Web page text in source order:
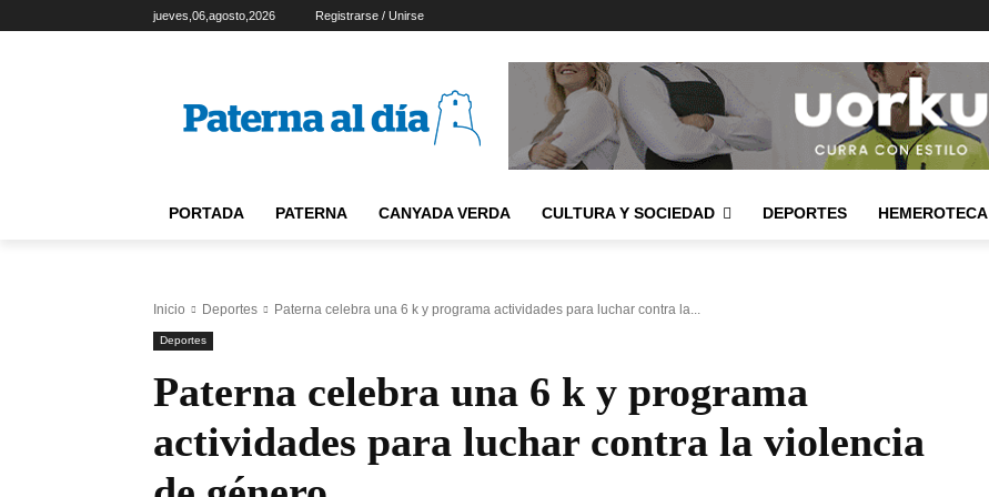
jueves,06,agosto,2026 Registrarse / Unirse
PORTADA PATERNA CANYADA VERDA CULTURA Y SOCIEDAD DEPORTES HEMEROTECA
Inicio Deportes Paterna celebra una 6 k y programa actividades para luchar contra la...
Deportes
Paterna celebra una 6 k y programa
actividades para luchar contra la violencia